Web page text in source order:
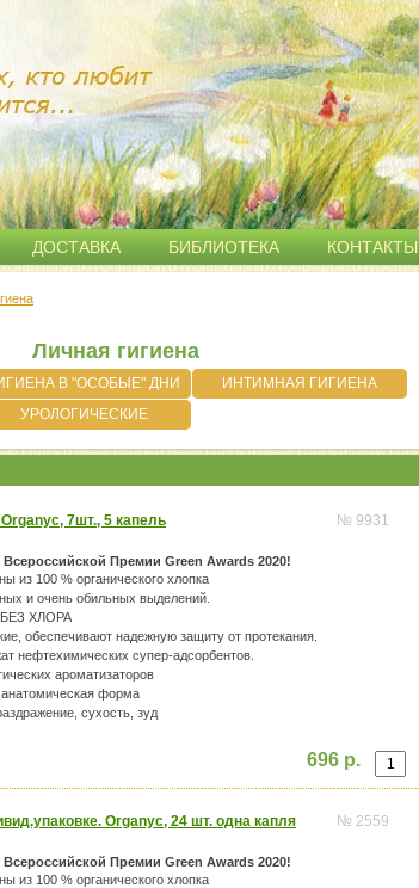
ДОСТАВКА БИБЛИОТЕКА КОНТАКТЫ
Личная гигиена
В "ОСОБЫЕ" ДНИ
ИНТИМНАЯ ГИГИЕНА
УРОЛОГИЧЕСКИЕ
7шт., 5 капель № 9931
Премии Green Awards 2020!
из 100 % органического хлопка
и очень обильных выделений.
БЕЗ ХЛОРА
обеспечивают надежную защиту от протекания.
нефтехимических супер-адсорбентов.
ароматизаторов
форма
сухость, зуд
696 р.
Organyc, 24 шт. одна капля № 2559
Премии Green Awards 2020!
из 100 % органического хлопка